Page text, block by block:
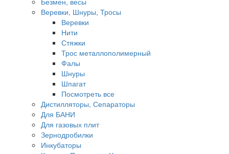
Веревки, Шнуры, Тросы
Веревки
Нити
Стяжки
Трос металлополимерный
Фалы
Шнуры
Шпагат
Посмотреть все
Дистилляторы, Сепараторы
Для БАНИ
Для газовых плит
Зернодробилки
Инкубаторы